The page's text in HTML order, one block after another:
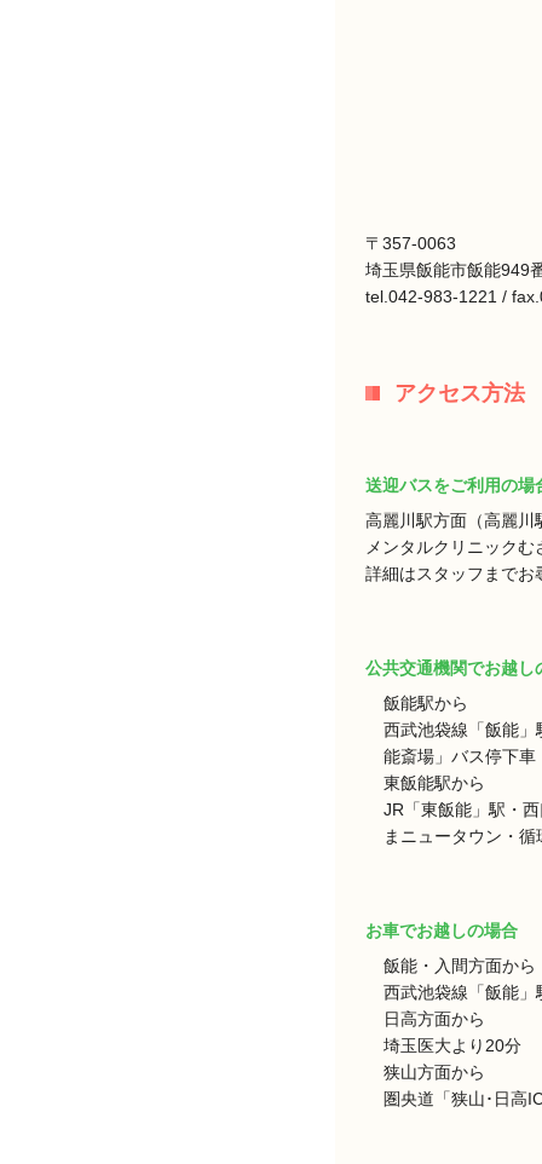
〒357-0063
埼玉県飯能市飯能949
tel.042-983-1221 /
アクセス方法
送迎バスをご利用の場
高麗川駅方面（高麗川
メンタルクリニック
詳細はスタッフまでお
公共交通機関でお越し
飯能駅から
西武池袋線「飯能
能斎場」バス停下車
東飯能駅から
JR「東飯能」駅・
まニュータウン・
お車でお越しの場合
飯能・入間方面から
西武池袋線「飯能
日高方面から
埼玉医大より20分
狭山方面から
圏央道「狭山･日高